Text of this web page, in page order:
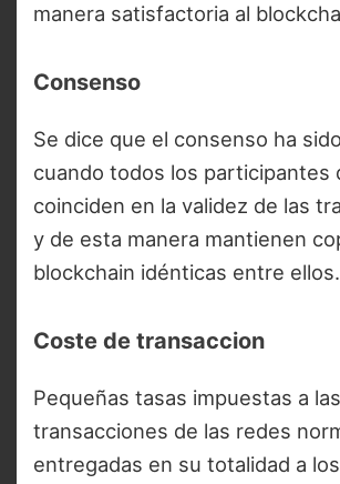
manera satisfactoria al
Consenso
Se dice que el consenso ha
cuando todos los participantes
coinciden en la validez de las
y de esta manera mantienen
blockchain idénticas entre ellos.
Coste de transaccion
Pequeñas tasas impuestas a las
transacciones de las redes
entregadas en su totalidad a